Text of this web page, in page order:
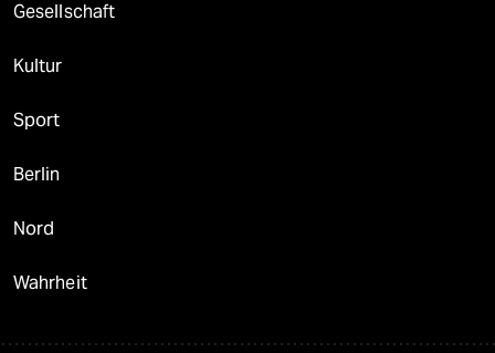
Gesellschaft
Kultur
Sport
Berlin
Nord
Wahrheit